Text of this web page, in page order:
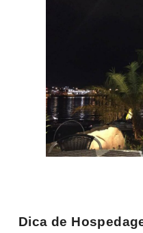
Dica de